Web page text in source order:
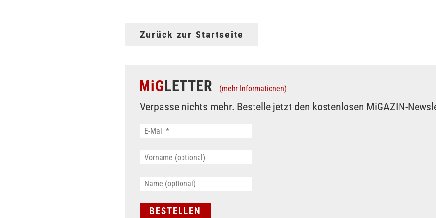
Zurück zur Startseite
MiGLETTER (mehr Informationen)
Verpasse nichts mehr. Bestelle jetzt den kostenlosen MiGAZIN-